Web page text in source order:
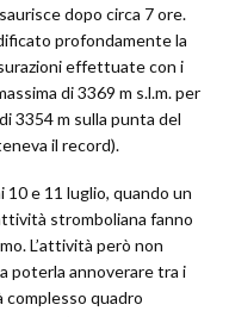
dopo circa 7 ore.
profondamente la
effettuate con i
di 3369 m s.l.m. per
3354 m sulla punta del
il record).
e 11 luglio, quando un
stromboliana fanno
L’attività però non
poterla annoverare tra i
complesso quadro